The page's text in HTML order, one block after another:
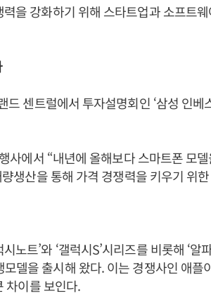
을 강화하기 위해 스타트업과 소프트
센트럴에서 투자설명회인 ‘삼성 인베
사에서 “내년에 올해보다 스마트폰 모
생산을 통해 가격 경쟁력을 키우기 위
트’와 ‘갤럭시S’시리즈를 비롯해 ‘알파
생모델을 출시해 왔다. 이는 경쟁사인 애
차이를 보인다.